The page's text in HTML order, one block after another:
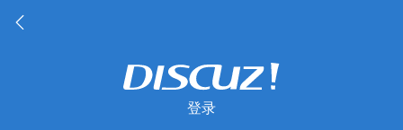
登录